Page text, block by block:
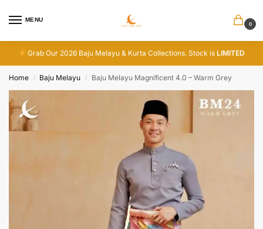
MENU
0
Grab Our 2026 Baju Melayu & Kurta Collections. Stock isLIMITED
Home / Baju Melayu / Baju Melayu Magnificent 4.0 – Warm Grey